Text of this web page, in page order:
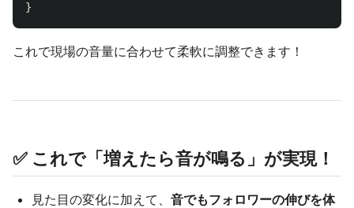
}
これで現場の音量に合わせて柔軟に調整できます！
✅ これで「増えたら音が鳴る」が実現！
見た目の変化に加えて、 音でもフォロワーの伸びを体